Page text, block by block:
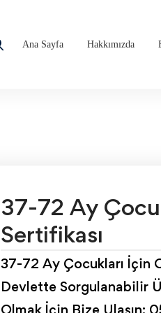
Ana Sayfa Hakkımızda
37-72 Ay
Sertifikası
37-72 Ay Çocukları İçin
Devlette Sorgulanabilir
Olmak İçin Bize Ulaşın: